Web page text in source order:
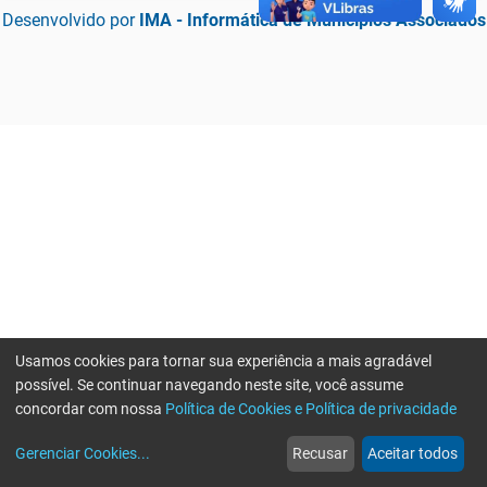
Desenvolvido por IMA - Informática de Municípios Associados
web
Notícias
more_horiz
Mais
Usamos cookies para tornar sua experiência a mais agradável
possível. Se continuar navegando neste site, você assume
concordar com nossa Política de Cookies e Política de privacidade
Gerenciar Cookies... Recusar Aceitar todos
Erro ao enviar informações, por favor tente novamente